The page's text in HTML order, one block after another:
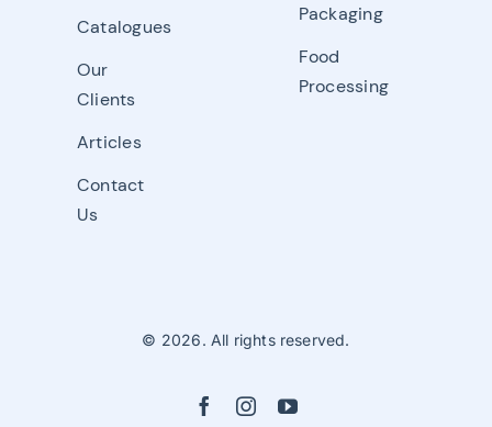
Catalogues
Our
Clients
Articles
Contact
Us
Packaging
Food
Processing
© 2026. All rights reserved.